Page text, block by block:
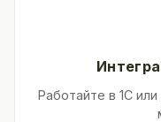
Работайте в 1С